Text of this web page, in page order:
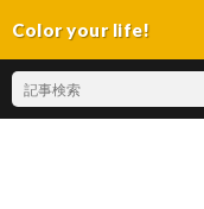
Color your life!